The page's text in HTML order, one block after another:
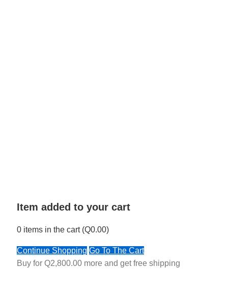
Item added to your cart
0 items in the cart (Q0.00)
Continue Shopping Go To The Cart
Buy for Q2,800.00 more and get free shipping